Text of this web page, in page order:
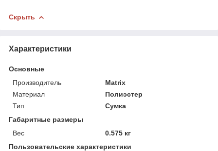
Скрыть
Характеристики
Основные
Производитель
Matrix
Материал
Полиэстер
Тип
Сумка
Габаритные размеры
Вес
0.575 кг
Пользовательские характеристики